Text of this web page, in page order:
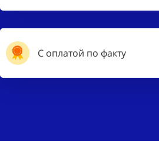
С оплатой по факту